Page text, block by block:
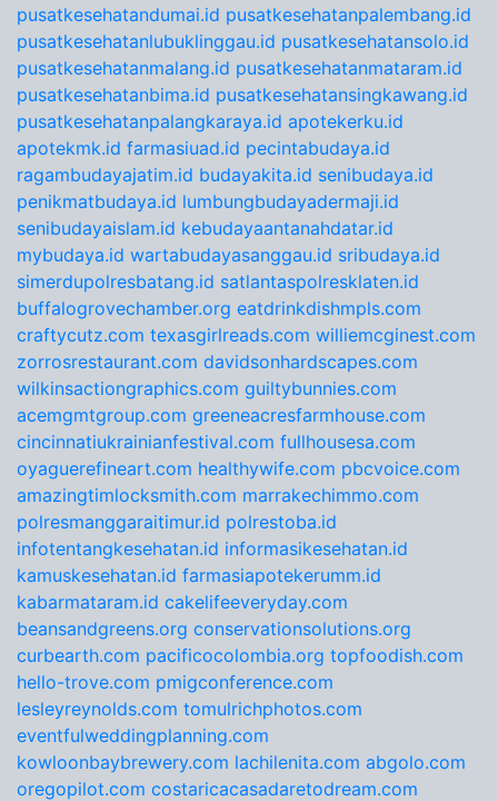
pusatkesehatandumai.id pusatkesehatanpalembang.id
pusatkesehatanlubuklinggau.id pusatkesehatansolo.id
pusatkesehatanmalang.id pusatkesehatanmataram.id
pusatkesehatanbima.id pusatkesehatansingkawang.id
pusatkesehatanpalangkaraya.id apotekerku.id
apotekmk.id farmasiuad.id pecintabudaya.id
ragambudayajatim.id budayakita.id senibudaya.id
penikmatbudaya.id lumbungbudayadermaji.id
senibudayaislam.id kebudayaantanahdatar.id
mybudaya.id wartabudayasanggau.id sribudaya.id
simerdupolresbatang.id satlantaspolresklaten.id
buffalogrovechamber.org eatdrinkdishmpls.com
craftycutz.com texasgirlreads.com williemcginest.com
zorrosrestaurant.com davidsonhardscapes.com
wilkinsactiongraphics.com guiltybunnies.com
acemgmtgroup.com greeneacresfarmhouse.com
cincinnatiukrainianfestival.com fullhousesa.com
oyaguerefineart.com healthywife.com pbcvoice.com
amazingtimlocksmith.com marrakechimmo.com
polresmanggaraitimur.id polrestoba.id
infotentangkesehatan.id informasikesehatan.id
kamuskesehatan.id farmasiapotekerumm.id
kabarmataram.id cakelifeeveryday.com
beansandgreens.org conservationsolutions.org
curbearth.com pacificocolombia.org topfoodish.com
hello-trove.com pmigconference.com
lesleyreynolds.com tomulrichphotos.com
eventfulweddingplanning.com
kowloonbaybrewery.com lachilenita.com abgolo.com
oregopilot.com costaricacasadaretodream.com